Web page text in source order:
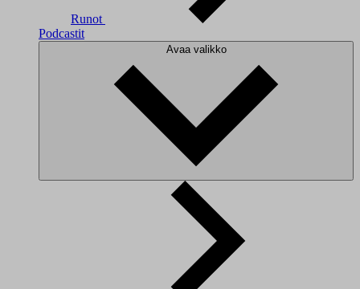
Runot
Podcastit
Avaa valikko